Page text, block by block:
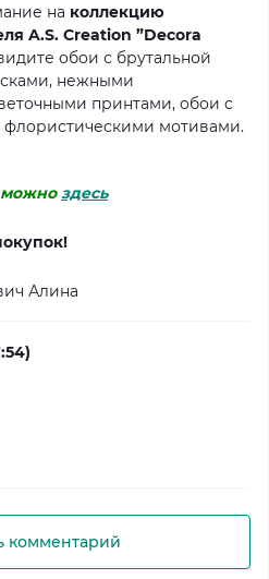
на коллекцию
A.S. Creation ”Decora
обои с брутальной
нежными
принтами, обои с
мотивами.
можноздесь
Алина
комментарий